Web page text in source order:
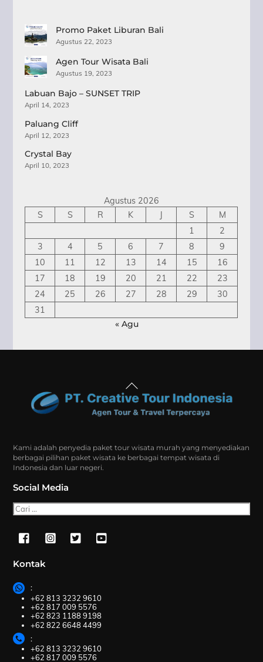
Promo Paket Liburan Bali
Agustus 22, 2023
Agen Tour Wisata Bali
Agustus 19, 2023
Labuan Bajo – SUNSET TRIP
April 14, 2023
Paluang Cliff
April 12, 2023
Crystal Bay
April 10, 2023
Agustus 2026
S
S R K J S
M
1
2
3
4 5 6 7 8
9
10
11 12 13 14 15
16
17
18 19 20 21 22
23
24
25 26 27 28 29
30
31
« Agu
Back
To
Top
Kami adalah penyedia paket tour wisata murah yang menyediakan
berbagai pilihan paket wisata ke berbagai tempat wisata di
Indonesia dan luar negeri.
Social Media
Cari
Kontak
:
+62 813 3232 9610
+62 817 009 5576
+62 823 1188 9198
+62 822 6648 4499
:
+62 813 3232 9610
+62 817 009 5576